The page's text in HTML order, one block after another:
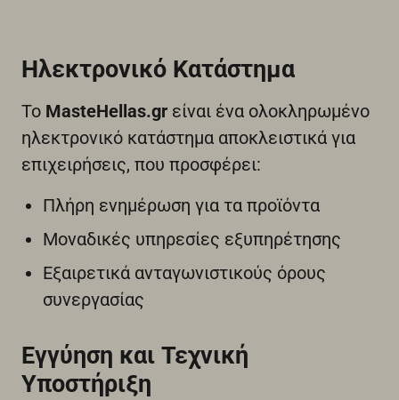
Ηλεκτρονικό Κατάστημα
Το MasteHellas.gr είναι ένα ολοκληρωμένο
ηλεκτρονικό κατάστημα αποκλειστικά για
επιχειρήσεις, που προσφέρει:
Πλήρη ενημέρωση για τα προϊόντα
Μοναδικές υπηρεσίες εξυπηρέτησης
Εξαιρετικά ανταγωνιστικούς όρους
συνεργασίας
Εγγύηση και Τεχνική
Υποστήριξη